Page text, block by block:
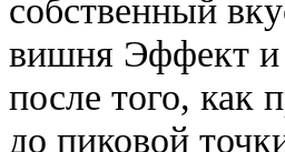
собственный
вишня Эффект и
после того, как
до пиковой